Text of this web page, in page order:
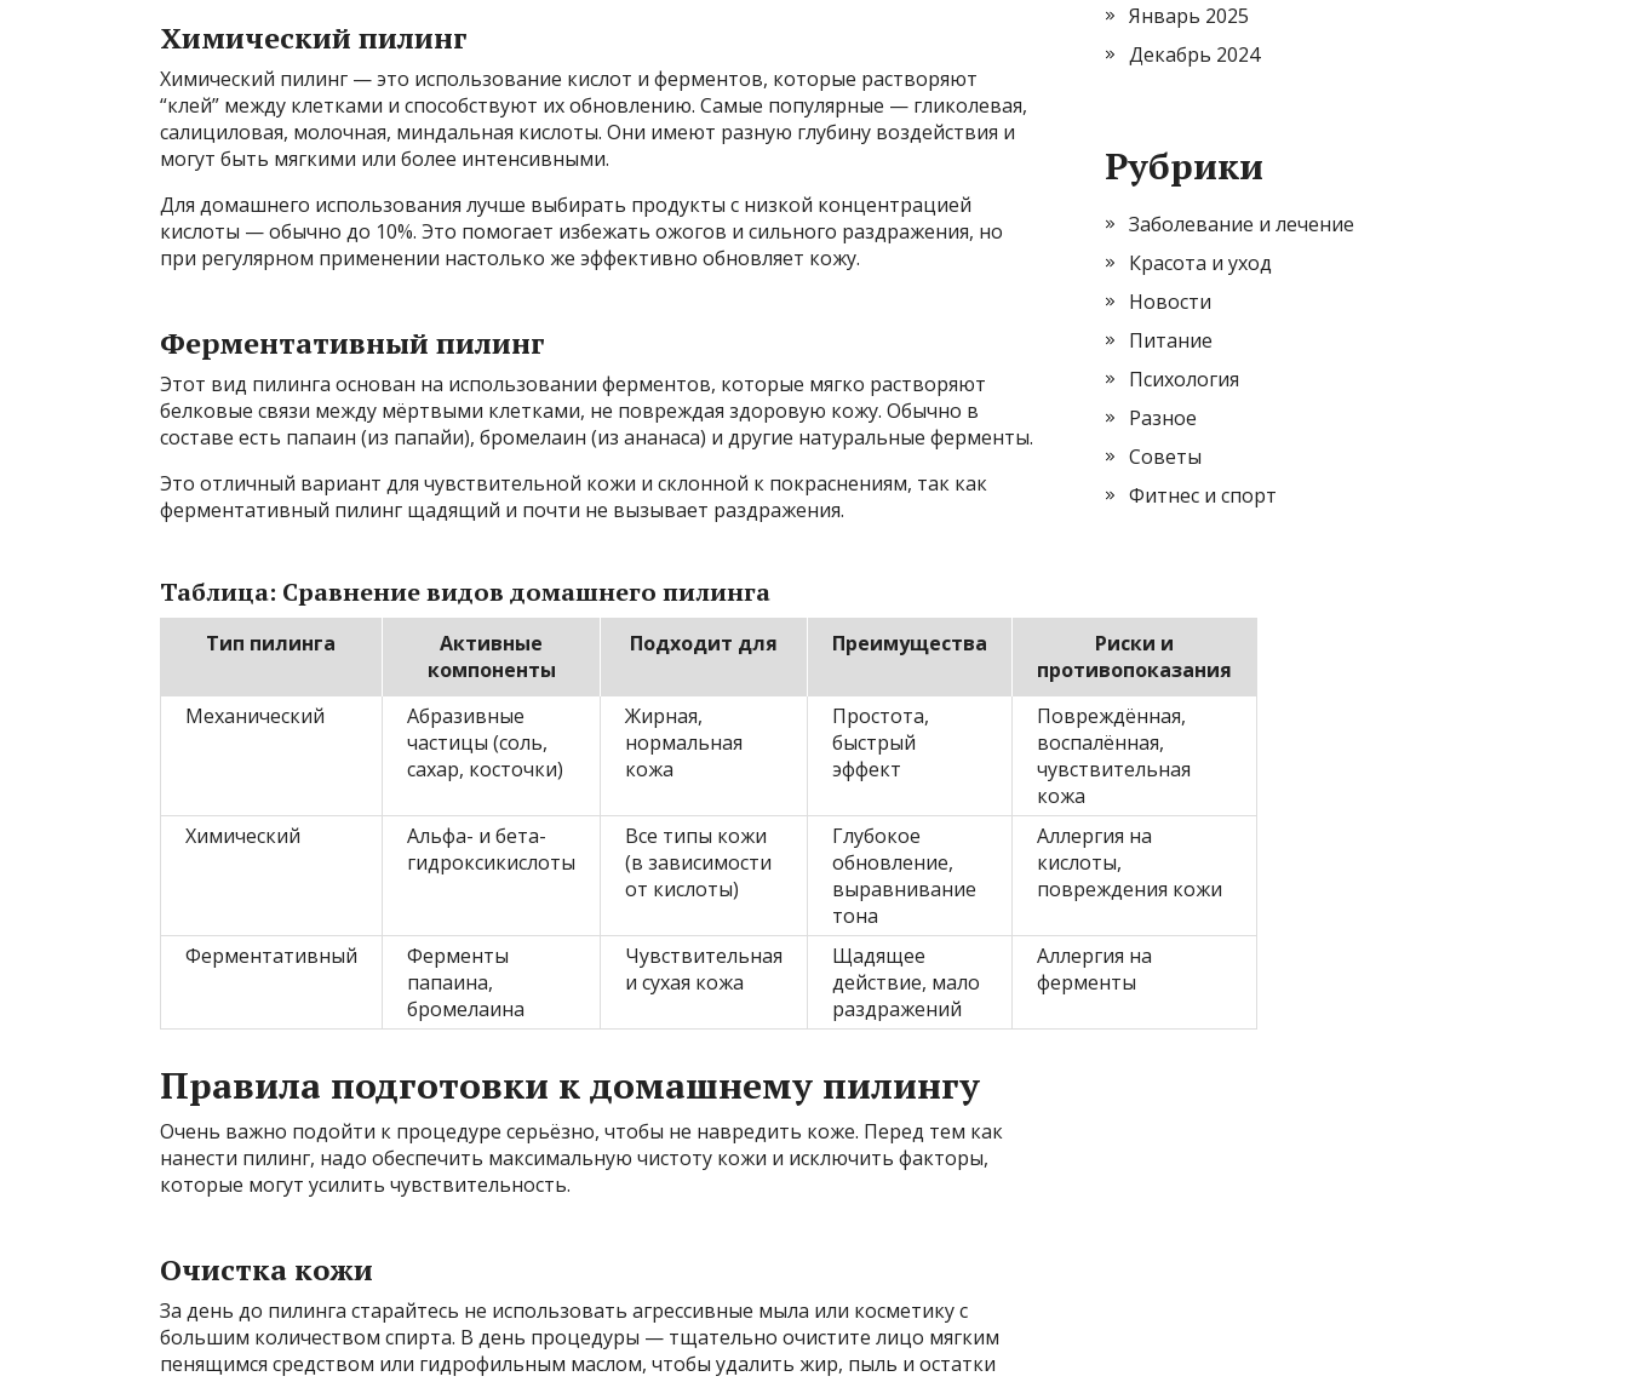
Химический пилинг
Химический пилинг — это использование кислот и ферментов, которые растворяют
“клей” между клетками и способствуют их обновлению. Самые популярные — гликолевая,
салициловая, молочная, миндальная кислоты. Они имеют разную глубину воздействия и
могут быть мягкими или более интенсивными.
Для домашнего использования лучше выбирать продукты с низкой концентрацией
кислоты — обычно до 10%. Это помогает избежать ожогов и сильного раздражения, но
при регулярном применении настолько же эффективно обновляет кожу.
Ферментативный пилинг
Этот вид пилинга основан на использовании ферментов, которые мягко растворяют
белковые связи между мёртвыми клетками, не повреждая здоровую кожу. Обычно в
составе есть папаин (из папайи), бромелаин (из ананаса) и другие натуральные ферменты.
Это отличный вариант для чувствительной кожи и склонной к покраснениям, так как
ферментативный пилинг щадящий и почти не вызывает раздражения.
Таблица: Сравнение видов домашнего пилинга
Тип пилинга
Активные
компоненты
Подходит для Преимущества
Риски и
противопоказания
Механический
Абразивные
частицы (соль,
сахар, косточки)
Жирная,
нормальная
кожа
Простота,
быстрый
эффект
Повреждённая,
воспалённая,
чувствительная
кожа
Химический
Альфа- и бета-
гидроксикислоты
Все типы кожи
(в зависимости
от кислоты)
Глубокое
обновление,
выравнивание
тона
Аллергия на
кислоты,
повреждения кожи
Ферментативный
Ферменты
папаина,
бромелаина
Чувствительная
и сухая кожа
Щадящее
действие, мало
раздражений
Аллергия на
ферменты
Правила подготовки к домашнему пилингу
Очень важно подойти к процедуре серьёзно, чтобы не навредить коже. Перед тем как
нанести пилинг, надо обеспечить максимальную чистоту кожи и исключить факторы,
которые могут усилить чувствительность.
Очистка кожи
За день до пилинга старайтесь не использовать агрессивные мыла или косметику с
большим количеством спирта. В день процедуры — тщательно очистите лицо мягким
пенящимся средством или гидрофильным маслом, чтобы удалить жир, пыль и остатки
Январь 2025
Декабрь 2024
Рубрики
Заболевание и лечение
Красота и уход
Новости
Питание
Психология
Разное
Советы
Фитнес и спорт